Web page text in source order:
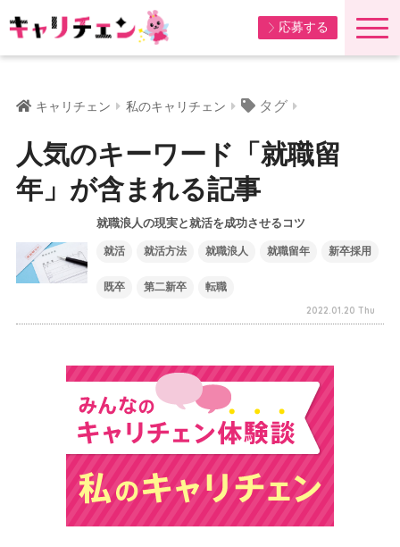
応募する
キャリチェン 私のキャリチェン タグ
人気のキーワード「就職留
年」が含まれる記事
就職浪人の現実と就活を成功させるコツ
就活 就活方法 就職浪人 就職留年 新卒採用
既卒 第二新卒 転職
2022.01.20 Thu